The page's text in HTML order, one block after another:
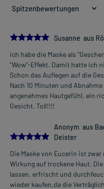
5.0
Susanne aus
ich habe die Maske als
"Wow"-Effekt. Damit hatte ich
Schon das Auflegen auf die
Nach 10 Minuten und
angenehmes Hautgefühl, ein
Gesicht. Toll!!!!
5.0
Anonym aus
Deister
Die Maske von Eucerin ist
Wirkung auf trockene Haut.
lassen, erfrischt und
wieder kaufen,da die